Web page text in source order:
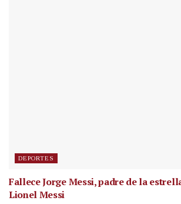
DEPORTES
Fallece Jorge Messi, padre de la
Lionel Messi